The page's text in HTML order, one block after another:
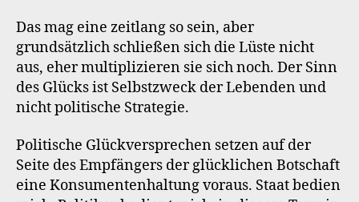
Das mag eine zeitlang so sein, aber
grundsätzlich schließen sich die Lüste nicht
aus, eher multiplizieren sie sich noch. Der Sinn
des Glücks ist Selbstzweck der Lebenden und
nicht politische Strategie.
Politische Glückversprechen setzen auf der
Seite des Empfängers der glücklichen Botschaft
eine Konsumentenhaltung voraus. Staat bedien